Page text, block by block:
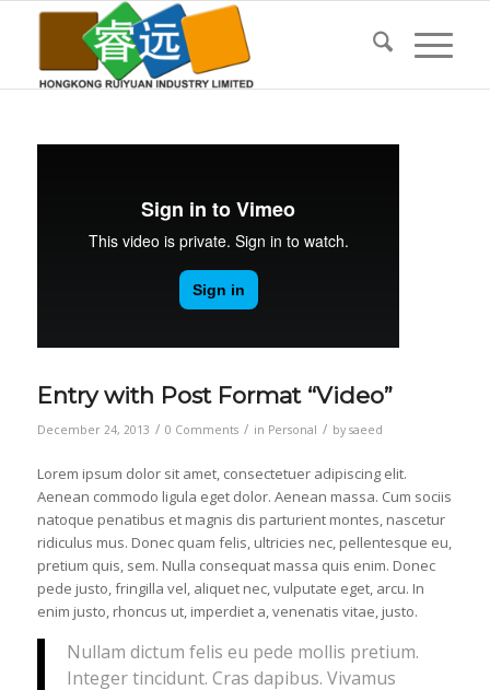
Entry with Post Format “Video”
December 24, 2013 / 0 Comments / in Personal / by saeed
Lorem ipsum dolor sit amet, consectetuer adipiscing elit.
Aenean commodo ligula eget dolor. Aenean massa. Cum sociis
natoque penatibus et magnis dis parturient montes, nascetur
ridiculus mus. Donec quam felis, ultricies nec, pellentesque eu,
pretium quis, sem. Nulla consequat massa quis enim. Donec
pede justo, fringilla vel, aliquet nec, vulputate eget, arcu. In
enim justo, rhoncus ut, imperdiet a, venenatis vitae, justo.
Nullam dictum felis eu pede mollis pretium.
Integer tincidunt. Cras dapibus. Vivamus